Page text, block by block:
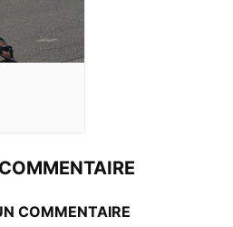
COMMENTAIRE